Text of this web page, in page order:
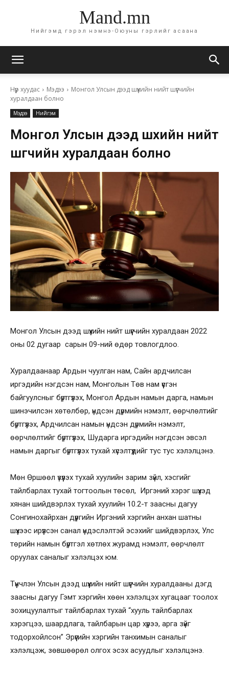
Mand.mn
Нийгэмд гэрэл нэмнэ-Оюуны гэрлийг асаана
Нүүр хуудас Мэдээ
Монгол Улсын дээд шүүхийн нийт шүүгчийн
хуралдаан болно
Мэдээ Нийгэм
Монгол Улсын дээд шүүхийн нийт
шүүгчийн хуралдаан болно
Монгол Улсын дээд шүүхийн нийт шүүгчийн хуралдаан 2022
оны 02 дугаар сарын 09-ний өдөр товлогдлоо.
Хуралдаанаар Ардын чуулган нам, Сайн ардчилсан
иргэдийн нэгдсэн нам, Монголын Төв нам үүсгэн
байгуулсныг бүртгүүлэх, Монгол Ардын намын дарга, намын
шинэчилсэн хөтөлбөр, үндсэн дүрмийн нэмэлт, өөрчлөлтийг
бүртгүүлэх, Ардчилсан намын үндсэн дүрмийн нэмэлт,
өөрчлөлтийг бүртгүүлэх, Шударга иргэдийн нэгдсэн эвсэл
намын даргыг бүртгүүлэх тухай хүсэлтүүдийг тус тус хэлэлцэнэ.
Мөн Өршөөл үзүүлэх тухай хуулийн зарим зүйл, хэсгийг
тайлбарлах тухай тогтоолын төсөл, Иргэний хэрэг шүүхэд
хянан шийдвэрлэх тухай хуулийн 10.2-т заасны дагуу
Сонгинохайрхан дүүргийн Иргэний хэргийн анхан шатны
шүүхээс ирүүлсэн санал үндэслэлтэй эсэхийг шийдвэрлэх, Улс
төрийн намын бүртгэл хөтлөх журамд нэмэлт, өөрчлөлт
оруулах саналыг хэлэлцэх юм.
Түүнчлэн Улсын дээд шүүхийн нийт шүүгчийн хуралдааны дэгд
заасны дагуу Гэмт хэргийн хөөн хэлэлцэх хугацааг тоолох
зохицуулалтыг тайлбарлах тухай “хууль тайлбарлах
хэрэгцээ, шаардлага, тайлбарын цар хүрээ, арга зүйг
тодорхойлсон” Эрүүгийн хэргийн танхимын саналыг
хэлэлцэж, зөвшөөрөл олгох эсэх асуудлыг хэлэлцэнэ.